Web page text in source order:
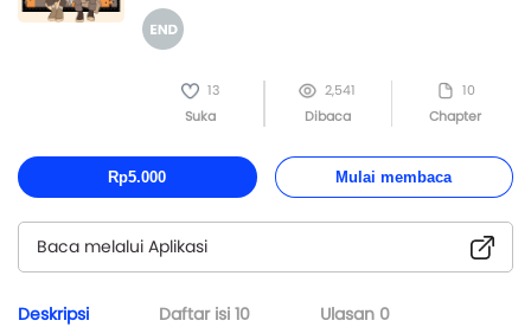
13
Suka
2,541
Dibaca
10
Chapter
Rp5.000 Mulai membaca
Baca melalui Aplikasi
Deskripsi Daftar isi 10 Ulasan 0